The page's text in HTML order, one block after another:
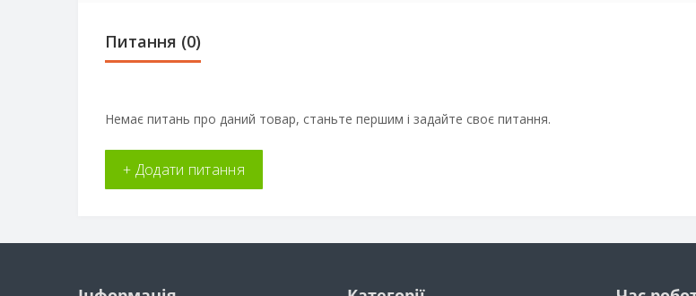
Питання (0)
Немає питань про даний товар, станьте першим і задайте своє питання.
+ Додати питання